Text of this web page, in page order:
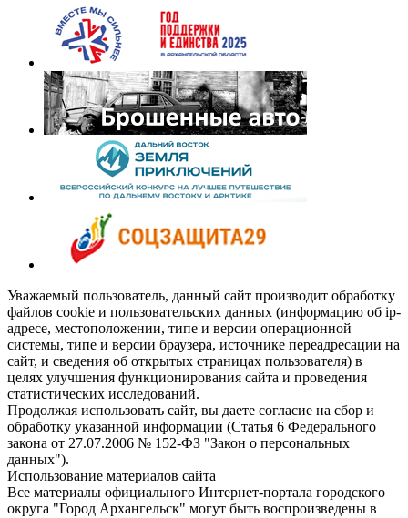
Уважаемый пользователь, данный сайт производит обработку
файлов cookie и пользовательских данных (информацию об ip-
адресе, местоположении, типе и версии операционной
системы, типе и версии браузера, источнике переадресации на
сайт, и сведения об открытых страницах пользователя) в
целях улучшения функционирования сайта и проведения
статистических исследований.
Продолжая использовать сайт, вы даете согласие на сбор и
обработку указанной информации (Статья 6 Федерального
закона от 27.07.2006 № 152-ФЗ "Закон о персональных
данных").
Использование материалов сайта
Все материалы официального Интернет-портала городского
округа "Город Архангельск" могут быть воспроизведены в